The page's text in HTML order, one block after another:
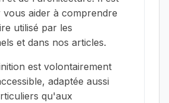
aider à comprendre
utilisé par les
et dans nos articles.
est volontairement
adaptée aussi
qu'aux